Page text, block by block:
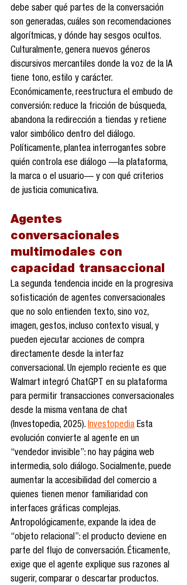
debe saber qué partes de la conversación
son generadas, cuáles son recomendaciones
algorítmicas, y dónde hay sesgos ocultos.
Culturalmente, genera nuevos géneros
discursivos mercantiles donde la voz de la IA
tiene tono, estilo y carácter.
Económicamente, reestructura el embudo de
conversión: reduce la fricción de búsqueda,
abandona la redirección a tiendas y retiene
valor simbólico dentro del diálogo.
Políticamente, plantea interrogantes sobre
quién controla ese diálogo —la plataforma,
la marca o el usuario— y con qué criterios
de justicia comunicativa.
Agentes
conversacionales
multimodales con
capacidad transaccional
La segunda tendencia incide en la progresiva
sofisticación de agentes conversacionales
que no solo entienden texto, sino voz,
imagen, gestos, incluso contexto visual, y
pueden ejecutar acciones de compra
directamente desde la interfaz
conversacional. Un ejemplo reciente es que
Walmart integró ChatGPT en su plataforma
para permitir transacciones conversacionales
desde la misma ventana de chat
(Investopedia, 2025). Investopedia Esta
evolución convierte al agente en un
“vendedor invisible”: no hay página web
intermedia, solo diálogo. Socialmente, puede
aumentar la accesibilidad del comercio a
quienes tienen menor familiaridad con
interfaces gráficas complejas.
Antropológicamente, expande la idea de
“objeto relacional”: el producto deviene en
parte del flujo de conversación. Éticamente,
exige que el agente explique sus razones al
sugerir, comparar o descartar productos.